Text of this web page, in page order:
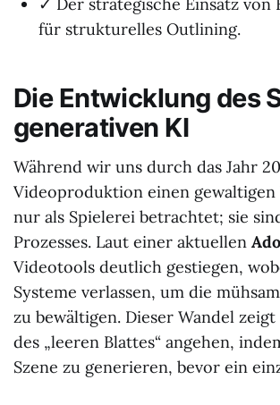
für strukturelles Outlining.
Die Entwicklung des
generativen KI
Während wir uns durch das Jahr
Videoproduktion einen
nur als Spielerei betrachtet; sie
Prozesses. Laut einer aktuellen
Videotools deutlich gestiegen,
Systeme verlassen, um die
zu bewältigen. Dieser Wandel
des „leeren Blattes“ angehen,
Szene zu generieren, bevor ein